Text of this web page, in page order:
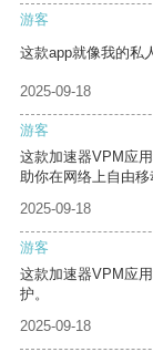
游客
这款app就像我的私
2025-09-18
游客
这款加速器VPM应
助你在网络上自由移
2025-09-18
游客
这款加速器VPM应
护。
2025-09-18